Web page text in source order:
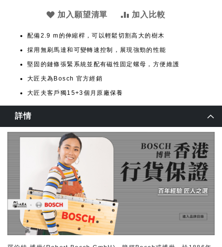
加入願望清單 加入比較
配備2.9 m的伸縮桿，可以輕鬆切割高大的樹木
採用無刷馬達和可變轉速控制，展現強勁的性能
堅固的鏈條張緊系統並配有磁性固定螺母，方便維護
大匠夫為Bosch 官方經銷
大匠夫客戶獨15+3個月原廠保養
詳情